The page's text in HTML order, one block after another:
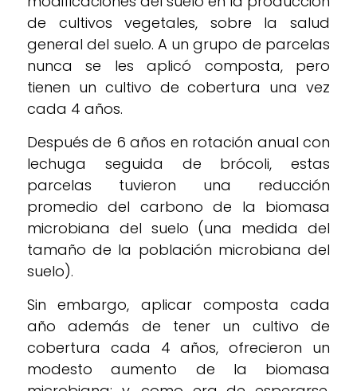
de cultivos vegetales, sobre la salud
general del suelo. A un grupo de parcelas
nunca se les aplicó composta, pero
tienen un cultivo de cobertura una vez
cada 4 años.
Después de 6 años en rotación anual con
lechuga seguida de brócoli, estas
parcelas tuvieron una reducción
promedio del carbono de la biomasa
microbiana del suelo (una medida del
tamaño de la población microbiana del
suelo).
Sin embargo, aplicar composta cada
año además de tener un cultivo de
cobertura cada 4 años, ofrecieron un
modesto aumento de la biomasa